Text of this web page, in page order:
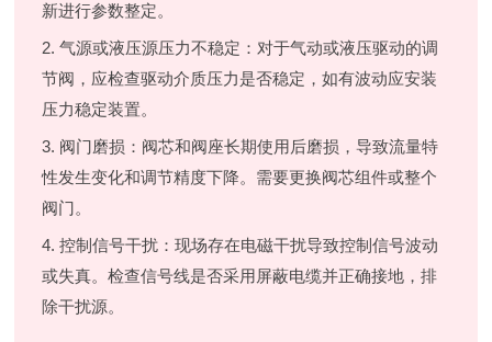
新进行参数整定。
2. 气源或液压源压力不稳定：对于气动或液压驱动的调
节阀，应检查驱动介质压力是否稳定，如有波动应安装
压力稳定装置。
3. 阀门磨损：阀芯和阀座长期使用后磨损，导致流量特
性发生变化和调节精度下降。需要更换阀芯组件或整个
阀门。
4. 控制信号干扰：现场存在电磁干扰导致控制信号波动
或失真。检查信号线是否采用屏蔽电缆并正确接地，排
除干扰源。